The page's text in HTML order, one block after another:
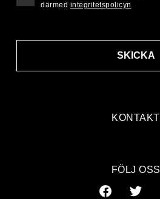
KONTAKT
SKICKA
därmed integritetspolicyn
FÖLJ OSS